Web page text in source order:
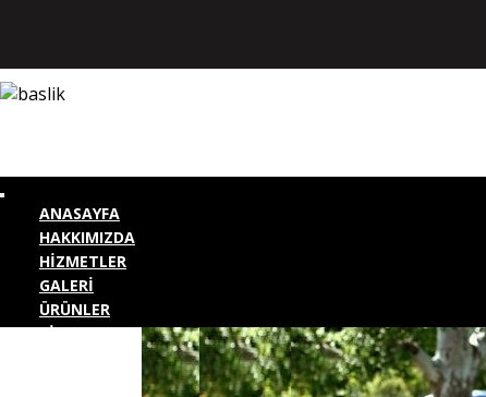
ANASAYFA
HAKKIMIZDA
HİZMETLER
GALERİ
ÜRÜNLER
BİZE ULAŞIN
KURUMSAL GİRİŞ